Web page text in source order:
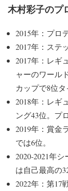
木村彩子のプ
2015年：プロ
2017年：ステ
2017年：レギ
ャーのワール
カップで8位タ
2018年：レギ
ング43位。プ
2019年：賞金
では6位。
2020-2021年
は自己最高の
2022年：第17